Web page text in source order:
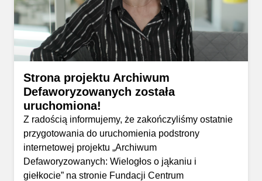
Strona projektu Archiwum
Defaworyzowanych została
uruchomiona!
Z radością informujemy, że zakończyliśmy ostatnie
przygotowania do uruchomienia podstrony
internetowej projektu „Archiwum
Defaworyzowanych: Wielogłos o jąkaniu i
giełkocie” na stronie Fundacji Centrum